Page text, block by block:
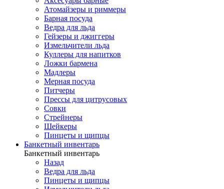
Атомайзеры и риммеры
Барная посуда
Ведра для льда
Гейзеры и джиггеры
Измельчители льда
Куллеры для напитков
Ложки бармена
Мадлеры
Мерная посуда
Питчеры
Прессы для цитрусовых
Совки
Стрейнеры
Шейкеры
Пинцеты и щипцы
Банкетный инвентарь
Банкетный инвентарь
Назад
Ведра для льда
Пинцеты и щипцы